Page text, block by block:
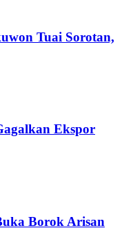
Tuai Sorotan,
Ekspor
Borok Arisan